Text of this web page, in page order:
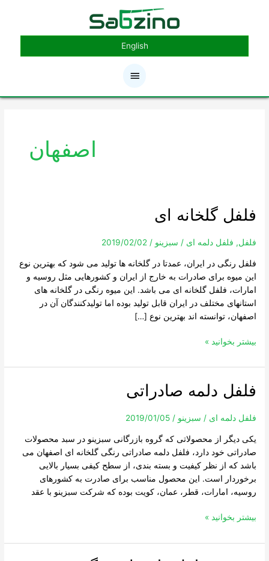
فهرست
اصلی
English
اصفهان
فلفل گلخانه ای
فلفل, فلفل دلمه ای / سبزینو/
2019/02/02
فلفل رنگی در ایران، عمدتا در گلخانه ها تولید می شود که بهترین نوع
این میوه برای صادرات به خارج از ایران و کشورهایی مثل روسیه و
امارات، فلفل گلخانه ای می باشد. این میوه رنگی در گلخانه های
استانهای مختلف در ایران قابل تولید بوده اما تولیدکنندگان آن در
اصفهان، توانسته اند بهترین نوع […]
فلفل
گلخانه
ای
بیشتر بخوانید »
فلفل دلمه صادراتی
فلفل دلمه ای / سبزینو/
2019/01/05
یکی دیگر از محصولاتی که گروه بازرگانی سبزینو در سبد محصولات
صادراتی خود دارد، فلفل دلمه صادراتی رنگی گلخانه ای اصفهان می
باشد که از نظر کیفیت و بسته بندی، از سطح کیفی بسیار بالایی
برخوردار است. این محصول مناسب برای صادرت به کشورهای
روسیه، امارات، قطر، عمان، کویت بوده که شرکت سبزینو با عقد
فلفل
دلمه
صادراتی
بیشتر بخوانید »